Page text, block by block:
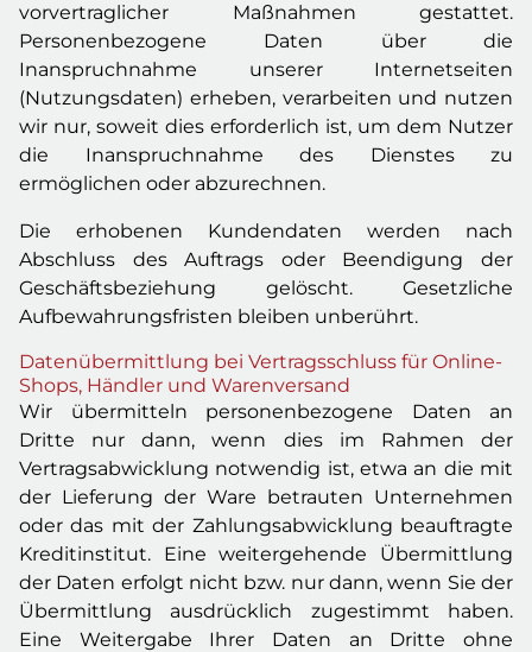
vorvertraglicher Maßnahmen gestattet.
Personenbezogene Daten über die
Inanspruchnahme unserer Internetseiten
(Nutzungsdaten) erheben, verarbeiten und nutzen
wir nur, soweit dies erforderlich ist, um dem Nutzer
die Inanspruchnahme des Dienstes zu
ermöglichen oder abzurechnen.
Die erhobenen Kundendaten werden nach
Abschluss des Auftrags oder Beendigung der
Geschäftsbeziehung gelöscht. Gesetzliche
Aufbewahrungsfristen bleiben unberührt.
Datenübermittlung bei Vertragsschluss für Online-
Shops, Händler und Warenversand
Wir übermitteln personenbezogene Daten an
Dritte nur dann, wenn dies im Rahmen der
Vertragsabwicklung notwendig ist, etwa an die mit
der Lieferung der Ware betrauten Unternehmen
oder das mit der Zahlungsabwicklung beauftragte
Kreditinstitut. Eine weitergehende Übermittlung
der Daten erfolgt nicht bzw. nur dann, wenn Sie der
Übermittlung ausdrücklich zugestimmt haben.
Eine Weitergabe Ihrer Daten an Dritte ohne